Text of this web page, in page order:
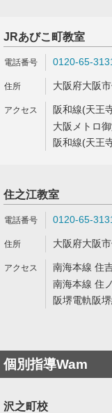
JRあびこ町教室
0120-65-
大阪府大阪
阪和線(天王
大阪メトロ
阪和線(天王
住之江教室
0120-65-
大阪府大阪
南海本線 住
南海本線 住
阪堺電軌阪
個別指導Wam
沢之町校